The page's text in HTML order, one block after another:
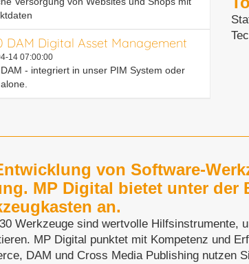
DAM Digital Asset Management
14 07:00:00
- integriert in unser PIM System oder
von Software-
MP Digital bietet unter der
an.
Werkzeuge sind wertvolle Hilfsinstrumente,
MP Digital punktet mit Kompetenz und
DAM und Cross Media Publishing nutzen